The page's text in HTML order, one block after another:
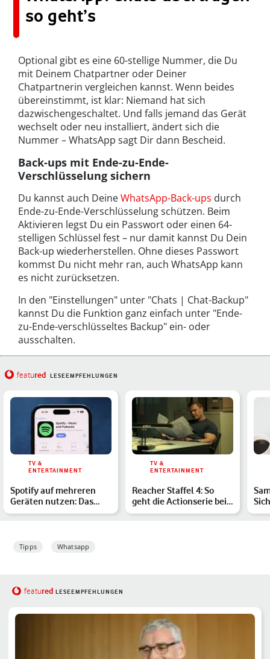
so geht’s
Optional gibt es eine 60-stellige Nummer, die Du
mit Deinem Chatpartner oder Deiner
Chatpartnerin vergleichen kannst. Wenn beides
übereinstimmt, ist klar: Niemand hat sich
dazwischengeschaltet. Und falls jemand das Gerät
wechselt oder neu installiert, ändert sich die
Nummer – WhatsApp sagt Dir dann Bescheid.
Back-ups mit Ende-zu-Ende-
Verschlüsselung sichern
Du kannst auch DeineWhatsApp-Back-ups durch
Ende-zu-Ende-Verschlüsselung schützen. Beim
Aktivieren legst Du ein Passwort oder einen 64-
stelligen Schlüssel fest – nur damit kannst Du Dein
Back-up wiederherstellen. Ohne dieses Passwort
kommst Du nicht mehr ran, auch WhatsApp kann
es nicht zurücksetzen.
In den "Einstellungen" unter "Chats | Chat-Backup"
kannst Du die Funktion ganz einfach unter "Ende-
zu-Ende-verschlüsseltes Backup" ein- oder
ausschalten.
featured LESEEMPFEHLUNGEN
TV &
ENTERTAINMENT
Spotify auf mehreren
Geräten nutzen: Das
solltest Du dazu wissen
TV &
ENTERTAINMENT
Reacher Staffel 4: So
geht die Actionserie bei
Prime Video weiter…
Juli
Tipps Whatsapp
featured LESEEMPFEHLUNGEN